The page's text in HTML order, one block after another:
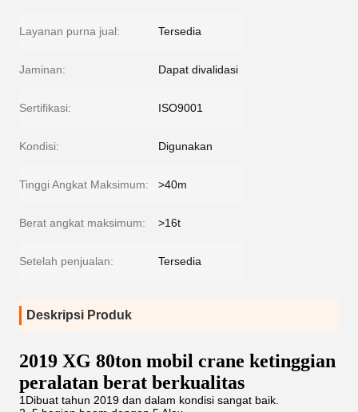
Layanan purna jual: Tersedia
Jaminan: Dapat divalidasi
Sertifikasi: ISO9001
Kondisi: Digunakan
Tinggi Angkat Maksimum: >40m
Berat angkat maksimum: >16t
Setelah penjualan: Tersedia
Deskripsi Produk
2019 XG 80ton mobil crane ketinggian
peralatan berat berkualitas
1Dibuat tahun 2019 dan dalam kondisi sangat baik.